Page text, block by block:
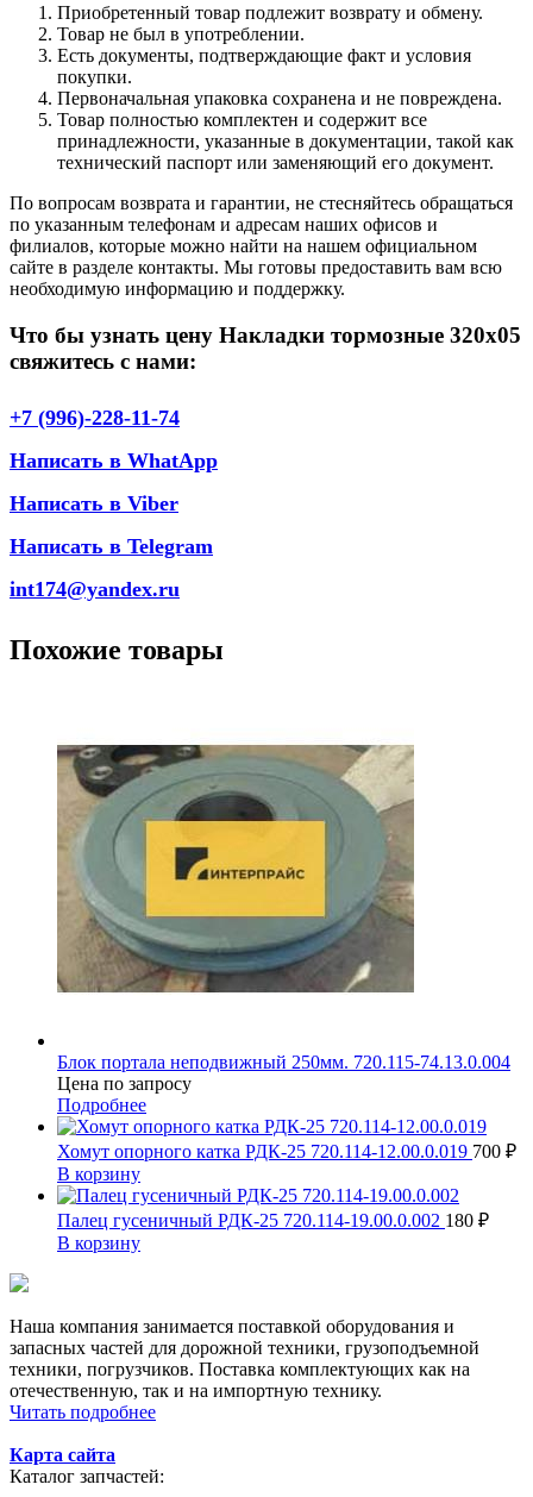
Приобретенный товар подлежит возврату и обмену.
Товар не был в употреблении.
Есть документы, подтверждающие факт и условия
покупки.
Первоначальная упаковка сохранена и не повреждена.
Товар полностью комплектен и содержит все
принадлежности, указанные в документации, такой как
технический паспорт или заменяющий его документ.
По вопросам возврата и гарантии, не стесняйтесь обращаться
по указанным телефонам и адресам наших офисов и
филиалов, которые можно найти на нашем официальном
сайте в разделе контакты. Мы готовы предоставить вам всю
необходимую информацию и поддержку.
Что бы узнать цену Накладки тормозные 320х05
свяжитесь с нами:
+7 (996)-228-11-74
Написать в WhatApp
Написать в Viber
Написать в Telegram
int174@yandex.ru
Похожие товары
Блок портала неподвижный 250мм. 720.115-74.13.0.004
Цена по запросу
Подробнее
Хомут опорного катка РДК-25 720.114-12.00.0.019 700 ₽
В корзину
Палец гусеничный РДК-25 720.114-19.00.0.002 180 ₽
В корзину
Наша компания занимается поставкой оборудования и
запасных частей для дорожной техники, грузоподъемной
техники, погрузчиков. Поставка комплектующих как на
отечественную, так и на импортную технику.
Читать подробнее
Карта сайта
Каталог запчастей: